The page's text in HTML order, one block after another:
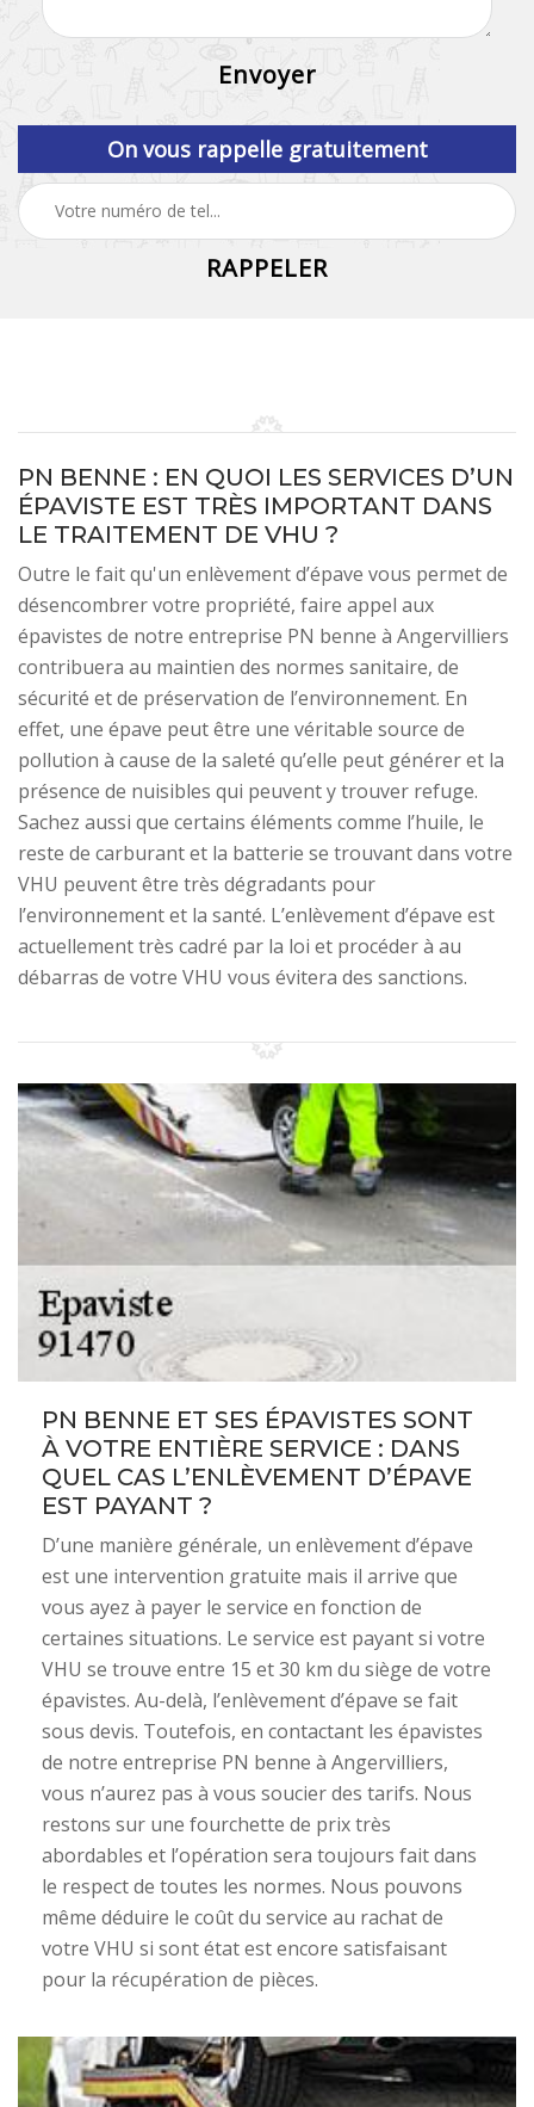
On vous rappelle gratuitement
PN BENNE : EN QUOI LES SERVICES D’UN
ÉPAVISTE EST TRÈS IMPORTANT DANS
LE TRAITEMENT DE VHU ?
Outre le fait qu'un enlèvement d’épave vous permet de
désencombrer votre propriété, faire appel aux
épavistes de notre entreprise PN benne à Angervilliers
contribuera au maintien des normes sanitaire, de
sécurité et de préservation de l’environnement. En
effet, une épave peut être une véritable source de
pollution à cause de la saleté qu’elle peut générer et la
présence de nuisibles qui peuvent y trouver refuge.
Sachez aussi que certains éléments comme l’huile, le
reste de carburant et la batterie se trouvant dans votre
VHU peuvent être très dégradants pour
l’environnement et la santé. L’enlèvement d’épave est
actuellement très cadré par la loi et procéder à au
débarras de votre VHU vous évitera des sanctions.
PN BENNE ET SES ÉPAVISTES SONT
À VOTRE ENTIÈRE SERVICE : DANS
QUEL CAS L’ENLÈVEMENT D’ÉPAVE
EST PAYANT ?
D’une manière générale, un enlèvement d’épave
est une intervention gratuite mais il arrive que
vous ayez à payer le service en fonction de
certaines situations. Le service est payant si votre
VHU se trouve entre 15 et 30 km du siège de votre
épavistes. Au-delà, l’enlèvement d’épave se fait
sous devis. Toutefois, en contactant les épavistes
de notre entreprise PN benne à Angervilliers,
vous n’aurez pas à vous soucier des tarifs. Nous
restons sur une fourchette de prix très
abordables et l’opération sera toujours fait dans
le respect de toutes les normes. Nous pouvons
même déduire le coût du service au rachat de
votre VHU si sont état est encore satisfaisant
pour la récupération de pièces.